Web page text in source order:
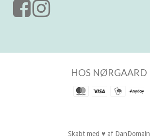
HOS NØRGAARD
Skabt med ♥ af DanDomain